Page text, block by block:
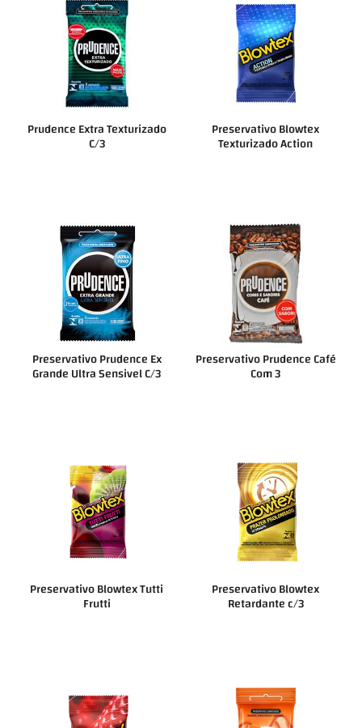
Prudence Extra Texturizado
C/3
Preservativo Blowtex
Texturizado Action
Preservativo Prudence Ex
Grande Ultra Sensivel C/3
Preservativo Prudence Café
Com 3
Preservativo Blowtex Tutti
Frutti
Preservativo Blowtex
Retardante c/3